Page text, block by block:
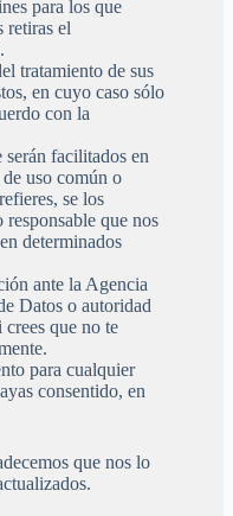
para los que
retiras el
tratamiento de sus
en cuyo caso sólo
con la
serán facilitados en
uso común o
se los
que nos
determinados
ante la Agencia
Datos o autoridad
que no te
para cualquier
consentido, en
que nos lo